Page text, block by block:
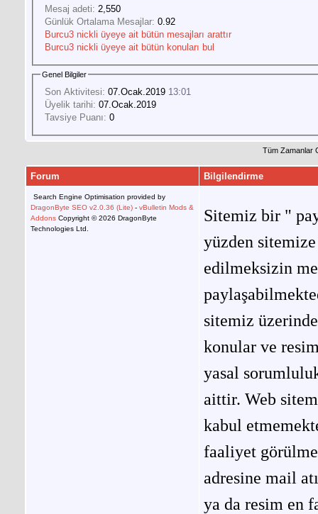
Mesaj adeti: 2,550
Günlük Ortalama Mesajlar: 0.92
Burcu3 nickli üyeye ait bütün mesajları arattır
Burcu3 nickli üyeye ait bütün konuları bul
Genel Bilgiler
Son Aktivitesi: 07.Ocak.2019 13:01
Üyelik tarihi: 07.Ocak.2019
Tavsiye Puanı: 0
Tüm Zamanlar
Forum Bilgilendirme
Search Engine Optimisation provided by
DragonByte SEO v2.0.36 (Lite) - vBulletin Mods &
Addons Copyright © 2026 DragonByte
Technologies Ltd.
Sitemiz bir "
yüzden
edilmeksizin
sitemiz
konular ve
yasal
aittir. Web
kabul
faaliyet
adresine mail
ya da resim en